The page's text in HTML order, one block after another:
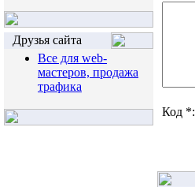
Друзья сайта
Все для web-
мастеров, продажа
трафика
Код *: